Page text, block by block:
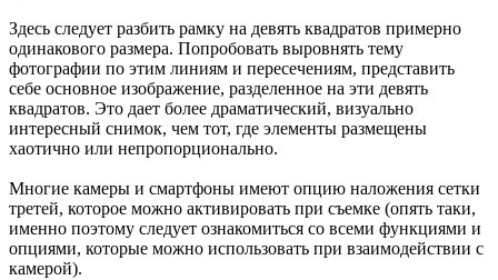
Здесь следует разбить рамку на девять квадратов примерно
одинакового размера. Попробовать выровнять тему
фотографии по этим линиям и пересечениям, представить
себе основное изображение, разделенное на эти девять
квадратов. Это дает более драматический, визуально
интересный снимок, чем тот, где элементы размещены
хаотично или непропорционально.
Многие камеры и смартфоны имеют опцию наложения сетки
третей, которое можно активировать при съемке (опять таки,
именно поэтому следует ознакомиться со всеми функциями и
опциями, которые можно использовать при взаимодействии с
камерой).